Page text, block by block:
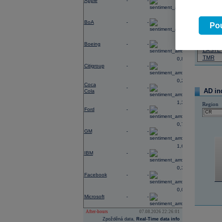
BoA - -
Boeing - -
Citigroup - -
0,88
Coca
Cola
- -
0,23
Ford - -
1,38
GM - -
0,74
IBM - -
1,65
Facebook - -
0,37
Microsoft - -
0,03
After-hours
07.08.2026 22:26:01
Zpožděná data, Real-Time data info
Název
ČEZ
ERSTE
TMR
AD
Region